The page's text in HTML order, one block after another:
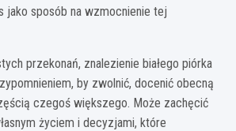
jako sposób na wzmocnienie tej
przekonań, znalezienie białego piórka
by zwolnić, docenić obecną
czegoś większego. Może zachęcić
życiem i decyzjami, które